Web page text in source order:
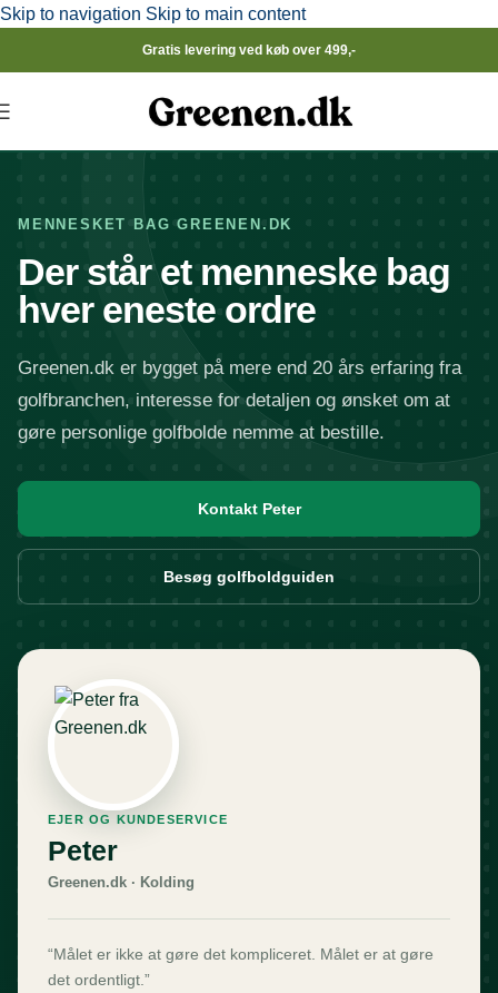
Skip to navigation Skip to main content
Gratis levering ved køb over 499,-
MENNESKET BAG GREENEN.DK
Der står et menneske bag
hver eneste ordre
Greenen.dk er bygget på mere end 20 års erfaring fra
golfbranchen, interesse for detaljen og ønsket om at
gøre personlige golfbolde nemme at bestille.
Kontakt Peter
Besøg golfboldguiden
EJER OG KUNDESERVICE
Peter
Greenen.dk · Kolding
“Målet er ikke at gøre det kompliceret. Målet er at gøre
det ordentligt.”